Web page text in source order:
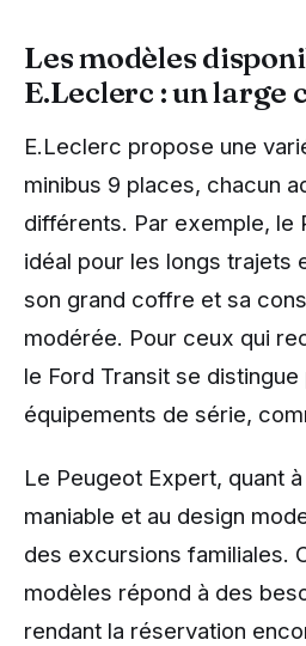
Les modèles
E.Leclerc : un large
E.Leclerc propose une
minibus 9 places, chacun
différents. Par exemple, le
idéal pour les longs trajets
son grand coffre et sa
modérée. Pour ceux qui
le Ford Transit se distingue
équipements de série,
Le Peugeot Expert, quant
maniable et au design
des excursions familiales.
modèles répond à des
rendant la réservation